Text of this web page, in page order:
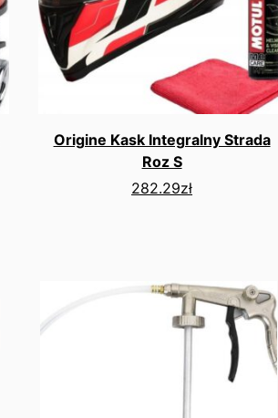
Origine Kask Integralny Strada
Roz S
282.29zł